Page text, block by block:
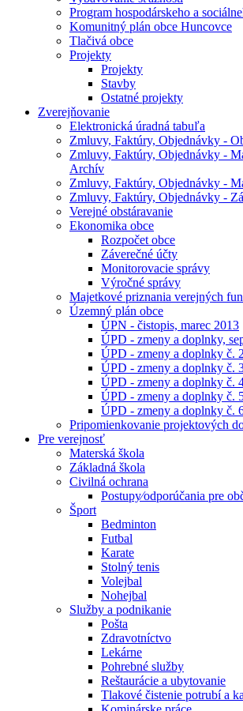
Program hospodárskeho a
Komunitný plán obce Huncovce
Tlačivá obce
Projekty
Projekty
Stavby
Ostatné projekty
Zverejňovanie
Elektronická úradná tabuľa
Zmluvy, Faktúry, Objednávky -
Zmluvy, Faktúry, Objednávky -
Archív
Zmluvy, Faktúry, Objednávky -
Zmluvy, Faktúry, Objednávky -
Verejné obstáravanie
Ekonomika obce
Rozpočet obce
Záverečné účty
Monitorovacie správy
Výročné správy
Majetkové priznania verejných
Územný plán obce
ÚPN - čistopis, marec 2013
ÚPD - zmeny a doplnky,
ÚPD - zmeny a doplnky č.
ÚPD - zmeny a doplnky č.
ÚPD - zmeny a doplnky č.
ÚPD - zmeny a doplnky č.
ÚPD - zmeny a doplnky č.
Pripomienkovanie projektových
Pre verejnosť
Materská škola
Základná škola
Civilná ochrana
Postupy⁄odporúčania pre
Šport
Bedminton
Futbal
Karate
Stolný tenis
Volejbal
Nohejbal
Služby a podnikanie
Pošta
Zdravotníctvo
Lekárne
Pohrebné služby
Reštaurácie a ubytovanie
Tlakové čistenie potrubí a